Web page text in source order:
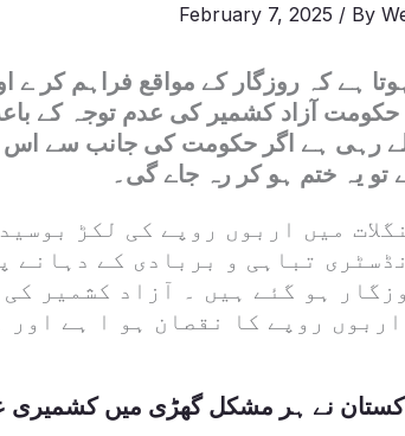
February 7, 2025 / By
ہے کہ روزگار کے مواقع فراہم کر
حکومت آزاد کشمیر کی عدم توجہ کے
لے رہی ہے اگر حکومت کی جانب سے اس
تو یہ ختم ہو کر رہ جاے گی۔
میں اربوں روپے کی لکڑ
تباہی و بربادی کے دہانے
ہو گئے ہیں ۔ آزاد کشمیر
روپے کا نقصان ہو ا ہے اور
نے ہر مشکل گھڑی میں کشمیری